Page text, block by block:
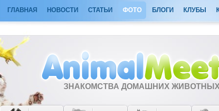
ГЛАВНАЯ НОВОСТИ СТАТЬИ ФОТО БЛОГИ КЛУБЫ
ЗНАКОМСТВА ДОМАШНИХ